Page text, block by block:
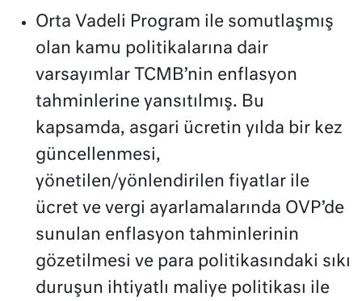
Orta Vadeli Program ile somutlaşmış
olan kamu politikalarına dair
varsayımlar TCMB’nin enflasyon
tahminlerine yansıtılmış. Bu
kapsamda, asgari ücretin yılda bir kez
güncellenmesi,
yönetilen/yönlendirilen fiyatlar ile
ücret ve vergi ayarlamalarında OVP’de
sunulan enflasyon tahminlerinin
gözetilmesi ve para politikasındaki sıkı
duruşun ihtiyatlı maliye politikası ile